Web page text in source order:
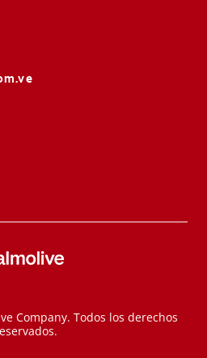
Company. Todos los derechos